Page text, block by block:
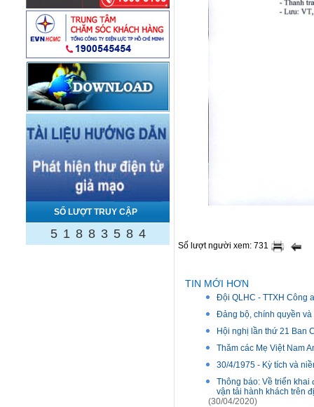
SỐ LƯỢT TRUY CẬP
5 1 8 8 3 5 8 4
Số lượt người xem: 731
TIN MỚI HƠN
Đội QLHC - TTXH Công
Đảng bộ, chính quyền
Hội nghị lần thứ 21 Ban
Thăm các Mẹ Việt Nam
30/4/1975 - Kỳ tích và
Thông báo: Về triển khai
vận tải hành khách trên
(30/04/2020)